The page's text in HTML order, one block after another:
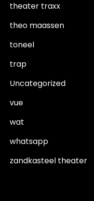
theater traxx
theo maassen
toneel
trap
Uncategorized
vue
wat
whatsapp
zandkasteel theater